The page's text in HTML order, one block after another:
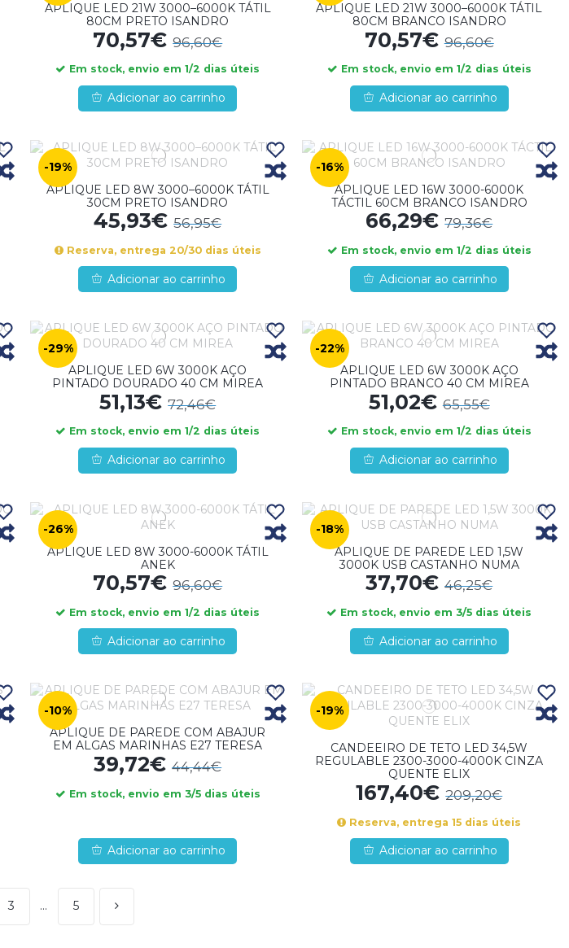
APLIQUE LED 21W 3000–6000K TÁTIL
80CM PRETO ISANDRO
70,57€96,60€
Em stock, envio em 1/2 dias úteis
Adicionar ao carrinho
APLIQUE LED 21W 3000–6000K TÁTIL
80CM BRANCO ISANDRO
70,57€96,60€
Em stock, envio em 1/2 dias úteis
Adicionar ao carrinho
-19%
APLIQUE LED 8W 3000–6000K TÁTIL
30CM PRETO ISANDRO
45,93€56,95€
Reserva, entrega 20/30 dias úteis
Adicionar ao carrinho
-16%
APLIQUE LED 16W 3000-6000K
TÁCTIL 60CM BRANCO ISANDRO
66,29€79,36€
Em stock, envio em 1/2 dias úteis
Adicionar ao carrinho
-29%
APLIQUE LED 6W 3000K AÇO
PINTADO DOURADO 40 CM MIREA
51,13€72,46€
Em stock, envio em 1/2 dias úteis
Adicionar ao carrinho
-22%
APLIQUE LED 6W 3000K AÇO
PINTADO BRANCO 40 CM MIREA
51,02€65,55€
Em stock, envio em 1/2 dias úteis
Adicionar ao carrinho
-26%
APLIQUE LED 8W 3000-6000K TÁTIL
ANEK
70,57€96,60€
Em stock, envio em 1/2 dias úteis
Adicionar ao carrinho
-18%
APLIQUE DE PAREDE LED 1,5W
3000K USB CASTANHO NUMA
37,70€46,25€
Em stock, envio em 3/5 dias úteis
Adicionar ao carrinho
-10%
APLIQUE DE PAREDE COM ABAJUR
EM ALGAS MARINHAS E27 TERESA
39,72€44,44€
Em stock, envio em 3/5 dias úteis
Adicionar ao carrinho
-19%
CANDEEIRO DE TETO LED 34,5W
REGULABLE 2300-3000-4000K CINZA
QUENTE ELIX
167,40€209,20€
Reserva, entrega 15 dias úteis
Adicionar ao carrinho
3 … 5